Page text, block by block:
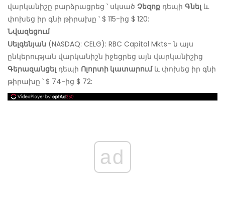
վարկանիշը բարձրացրեց ՝ սկսած Չեզոք դեպի Գնել և
փոխեց իր գնի թիրախը ՝ $ 115-ից $ 120:
Նվազեցում
Սելգենյան (NASDAQ: CELG): RBC Capital Mkts- ն այս
ընկերության վարկանիշն իջեցրեց այն վարկանիշից
Գերազանցել դեպի Ոլորտի կատարումև փոխեց իր գնի
թիրախը ՝ $ 74-ից $ 72:
ad